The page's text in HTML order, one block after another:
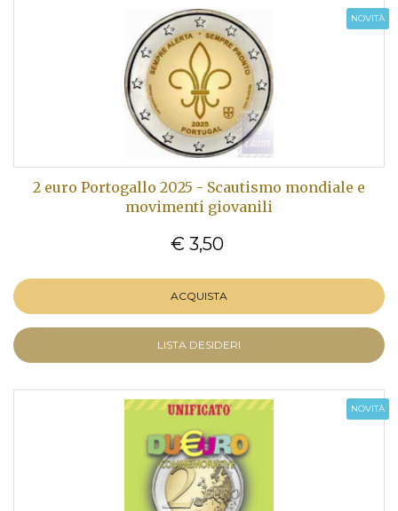
NOVITÀ
2 euro Portogallo 2025 - Scautismo mondiale e
movimenti giovanili
€ 3,50
ACQUISTA
LISTA DESIDERI
NOVITÀ